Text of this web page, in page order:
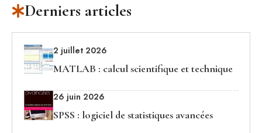
Derniers articles
2 juillet 2026
MATLAB : calcul scientifique et technique
26 juin 2026
SPSS : logiciel de statistiques avancées